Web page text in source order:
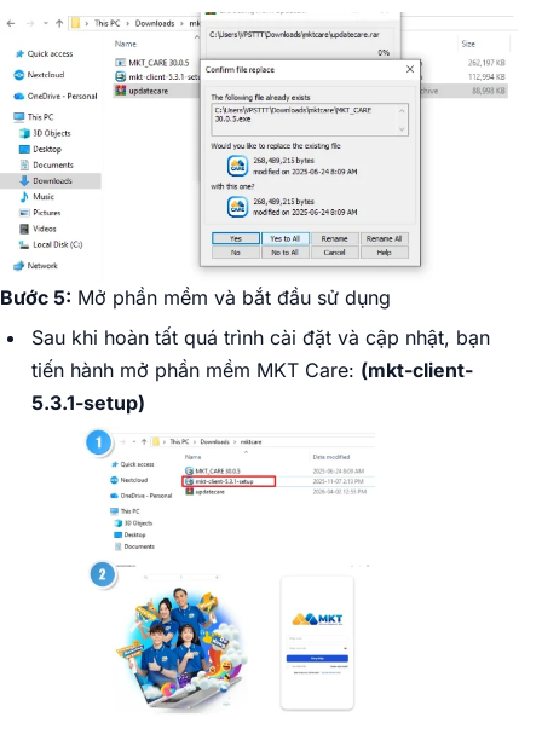
Bước 5: Mở phần mềm và bắt đầu sử dụng
Sau khi hoàn tất quá trình cài đặt và cập nhật, bạn
tiến hành mở phần mềm MKT Care: (mkt-client-
5.3.1-setup)